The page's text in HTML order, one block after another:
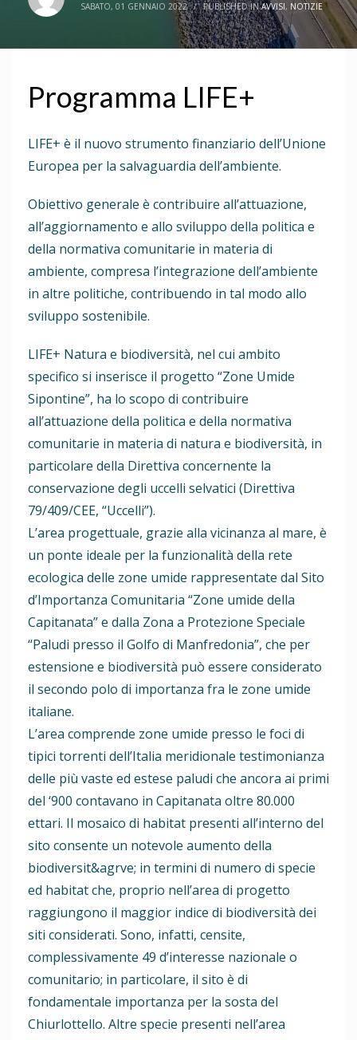
SABATO, 01 GENNAIO 2022 / PUBLISHED INAVVISI, NOTIZIE
Programma LIFE+
LIFE+ è il nuovo strumento finanziario dell’Unione
Europea per la salvaguardia dell’ambiente.
Obiettivo generale è contribuire all’attuazione,
all’aggiornamento e allo sviluppo della politica e
della normativa comunitarie in materia di
ambiente, compresa l’integrazione dell’ambiente
in altre politiche, contribuendo in tal modo allo
sviluppo sostenibile.
LIFE+ Natura e biodiversità, nel cui ambito
specifico si inserisce il progetto “Zone Umide
Sipontine”, ha lo scopo di contribuire
all’attuazione della politica e della normativa
comunitarie in materia di natura e biodiversità, in
particolare della Direttiva concernente la
conservazione degli uccelli selvatici (Direttiva
79/409/CEE, “Uccelli”).
L’area progettuale, grazie alla vicinanza al mare, è
un ponte ideale per la funzionalità della rete
ecologica delle zone umide rappresentate dal Sito
d’Importanza Comunitaria “Zone umide della
Capitanata” e dalla Zona a Protezione Speciale
“Paludi presso il Golfo di Manfredonia”, che per
estensione e biodiversità può essere considerato
il secondo polo di importanza fra le zone umide
italiane.
L’area comprende zone umide presso le foci di
tipici torrenti dell’Italia meridionale testimonianza
delle più vaste ed estese paludi che ancora ai primi
del ‘900 contavano in Capitanata oltre 80.000
ettari. Il mosaico di habitat presenti all’interno del
sito consente un notevole aumento della
biodiversit&agrve; in termini di numero di specie
ed habitat che, proprio nell’area di progetto
raggiungono il maggior indice di biodiversità dei
siti considerati. Sono, infatti, censite,
complessivamente 49 d’interesse nazionale o
comunitario; in particolare, il sito è di
fondamentale importanza per la sosta del
Chiurlottello. Altre specie presenti nell’area